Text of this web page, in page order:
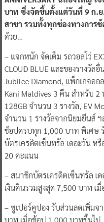
บาท ซึ่งจัดขึ้นตั้งแต่วันที่ 9 ก.
สาขา รวมทั้งทุกช่องทางการ
ด้วย…
– แจกหนัก จัดเต็ม รถวอลโว่
CLOUD BLUE และของรางวัล
Jubilee Diamond, แพ็กเกจอ
Kani Maldives 3 คืน สำหรับ
128GB จำนวน 3 รางวัล, EV
จำนวน 1 รางวัลจากนิยมยีนส์
ช้อปครบทุก 1,000 บาท พิเศษ
บัตรเครดิตเซ็นทรัล เดอะวัน ห
20 คะแนน
– สมาชิกบัตรเครดิตเซ็นทรัล เ
เงินคืนรวมสูงสุด 7,500 บาท เ
– ซูเปอร์คูปอง รับส่วนลดเพิ่มจ
บาท เมื่อช้อป 1,000 บาทขึ้นไป